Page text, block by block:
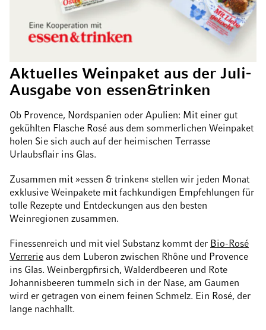
Aktuelles Weinpaket aus der Juli-
Ausgabe von essen&trinken
Ob Provence, Nordspanien oder Apulien: Mit einer gut
gekühlten Flasche Rosé aus dem sommerlichen Weinpaket
holen Sie sich auch auf der heimischen Terrasse
Urlaubsflair ins Glas.
Zusammen mit »essen & trinken« stellen wir jeden Monat
exklusive Weinpakete mit fachkundigen Empfehlungen für
tolle Rezepte und Entdeckungen aus den besten
Weinregionen zusammen.
Finessenreich und mit viel Substanz kommt der Bio-Rosé
Verrerie aus dem Luberon zwischen Rhône und Provence
ins Glas. Weinbergpfirsich, Walderdbeeren und Rote
Johannisbeeren tummeln sich in der Nase, am Gaumen
wird er getragen von einem feinen Schmelz. Ein Rosé, der
lange nachhallt.